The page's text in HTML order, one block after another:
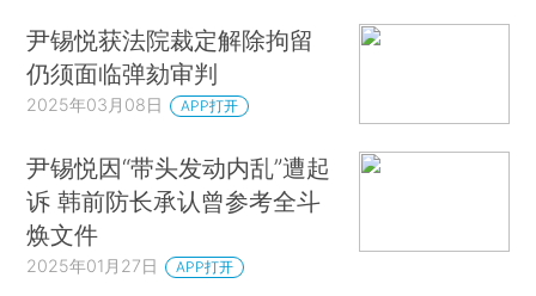
尹锡悦获法院裁定解除拘留
仍须面临弹劾审判
2025年03月08日 APP打开
尹锡悦因“带头发动内乱”遭起
诉 韩前防长承认曾参考全斗
焕文件
2025年01月27日 APP打开